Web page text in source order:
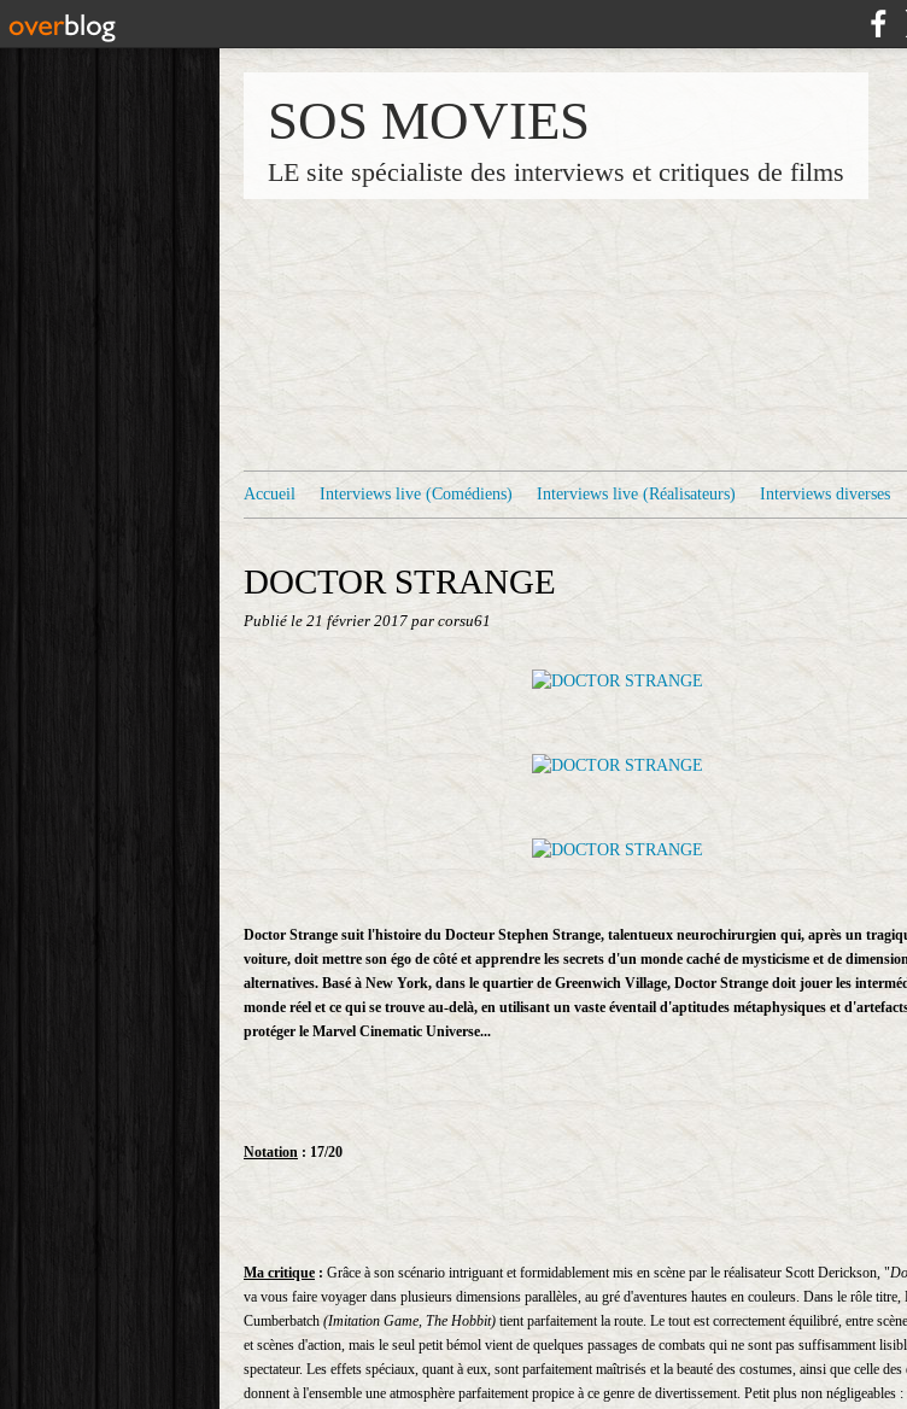
SOS MOVIES
LE site spécialiste des interviews et critiques de films
Accueil Interviews live (Comédiens) Interviews live (Réalisateurs) Interviews diverses
DOCTOR STRANGE
Publié le 21 février 2017 par corsu61
Doctor Strange suit l'histoire du Docteur Stephen Strange, talentueux neurochirurgien qui, après un
voiture, doit mettre son égo de côté et apprendre les secrets d'un monde caché de mysticisme et de
alternatives. Basé à New York, dans le quartier de Greenwich Village, Doctor Strange doit jouer les
monde réel et ce qui se trouve au-delà, en utilisant un vaste éventail d'aptitudes métaphysiques et
protéger le Marvel Cinematic Universe...
Notation : 17/20
Ma critique : Grâce à son scénario intriguant et formidablement mis en scène par le réalisateur Scott Derickson, "
va vous faire voyager dans plusieurs dimensions parallèles, au gré d'aventures hautes en couleurs. Dans le rôle titre,
Cumberbatch (Imitation Game, The Hobbit) tient parfaitement la route. Le tout est correctement équilibré, entre
et scènes d'action, mais le seul petit bémol vient de quelques passages de combats qui ne sont pas suffisamment
spectateur. Les effets spéciaux, quant à eux, sont parfaitement maîtrisés et la beauté des costumes, ainsi que celle des
donnent à l'ensemble une atmosphère parfaitement propice à ce genre de divertissement. Petit plus non négligeables